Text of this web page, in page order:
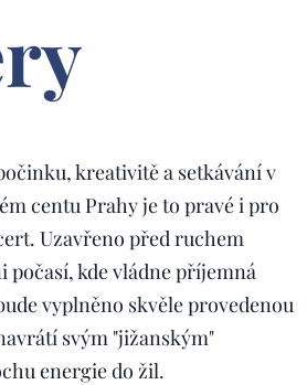
kreativitě a setkávání v
centu Prahy je to pravé i pro
Uzavřeno před ruchem
počasí, kde vládne příjemná
vyplněno skvěle provedenou
svým "jižanským"
energie do žil.